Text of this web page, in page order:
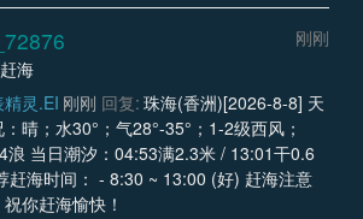
刚刚
海
灵.EI 刚刚 回复: 珠海(香洲)[2026-8-8] 天
晴；水30°；气28°-35°；1-2级西风；
浪 当日潮汐：04:53满2.3米 / 13:01干0.6
赶海时间： - 8:30 ~ 13:00 (好) 赶海注意
你赶海愉快！